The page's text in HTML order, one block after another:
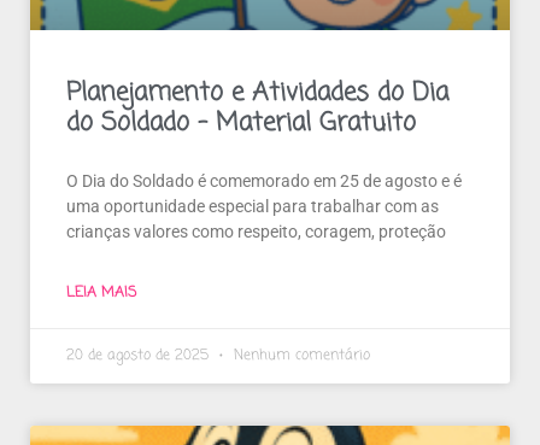
Planejamento e Atividades do Dia
do Soldado – Material Gratuito
O Dia do Soldado é comemorado em 25 de agosto e é
uma oportunidade especial para trabalhar com as
crianças valores como respeito, coragem, proteção
LEIA MAIS
20 de agosto de 2025 Nenhum comentário